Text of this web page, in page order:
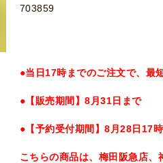
703859
●当日17時までのご注文で、最
●【販売期間】8月31日まで
●【予約受付期間】8月28日17
こちらの商品は、梅田阪急店